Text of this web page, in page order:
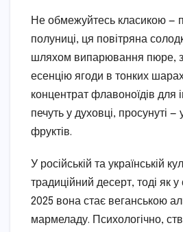
Не обмежуйтесь класикою —
полуниці, ця повітряна
шляхом випарювання пюре,
есенцію ягоди в тонких
концентрат флавоноїдів для
печуть у духовці, просунуті
фруктів.
У російській та українській
традиційний десерт, тоді як
2025 вона стає веганською
мармеладу. Психологічно,